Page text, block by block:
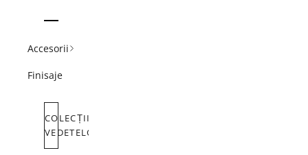
Accesorii
Finisaje
COLECȚIILE
VEDETELOR